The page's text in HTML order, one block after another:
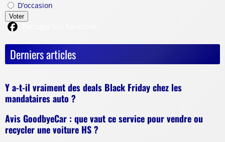
D’occasion
Voter
Derniers articles
Y a-t-il vraiment des deals Black Friday chez les
mandataires auto ?
Avis GoodbyeCar : que vaut ce service pour vendre ou
recycler une voiture HS ?